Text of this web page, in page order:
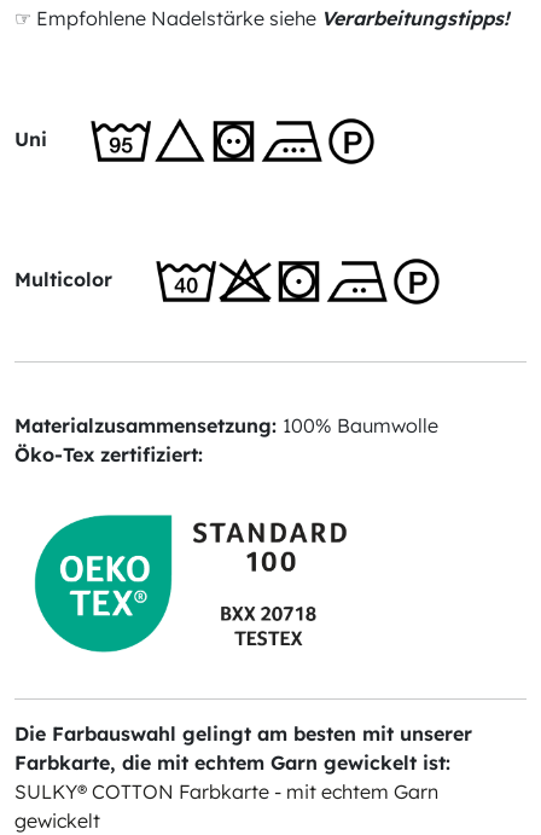
☞ Empfohlene Nadelstärke siehe Verarbeitungstipps!
Uni
Multicolor
Materialzusammensetzung: 100% Baumwolle
Öko-Tex zertifiziert:
Die Farbauswahl gelingt am besten mit unserer
Farbkarte, die mit echtem Garn gewickelt ist:
SULKY® COTTON Farbkarte - mit echtem Garn
gewickelt